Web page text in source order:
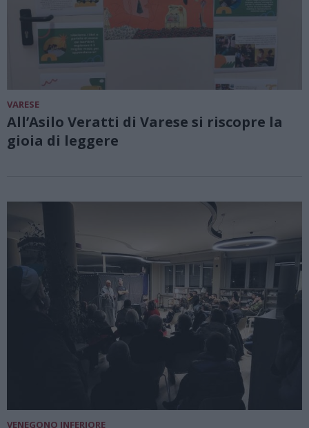
VARESE
All’Asilo Veratti di Varese si riscopre la
gioia di leggere
VENEGONO INFERIORE